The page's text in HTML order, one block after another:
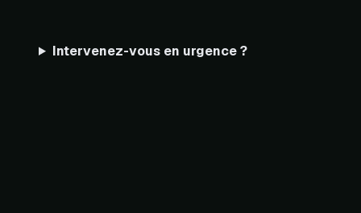
Intervenez-vous en urgence ?